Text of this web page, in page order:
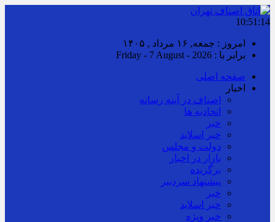
10:51:15
امروز : جمعه, ۱۶ مرداد , ۱۴۰۵
برابر با : Friday - 7 August - 2026
صفحه اصلی
اخبار
اصناف در آینه رسانه
اتحادیه ها
خبر
خبر اسلايد
دولت و مجلس
بازار در اخبار
برگزیده
پیشنهاد سردبیر
خبر
خبر اسلايد
خبر ویژه